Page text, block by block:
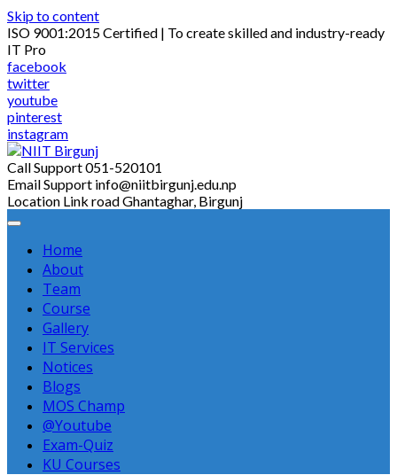
Skip to content
ISO 9001:2015 Certified | To create skilled and industry-ready
IT Pro
facebook
twitter
youtube
pinterest
instagram
Call Support051-520101
Email Support info@niitbirgunj.edu.np
Location Link road Ghantaghar, Birgunj
Home
About
Team
Course
Gallery
IT Services
Notices
Blogs
MOS Champ
@Youtube
Exam-Quiz
KU Courses